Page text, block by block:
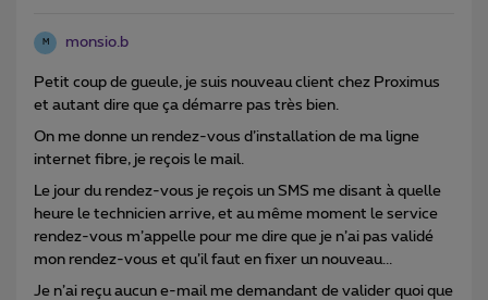
M monsio.b
Petit coup de gueule, je suis nouveau client chez Proximus
et autant dire que ça démarre pas très bien.
On me donne un rendez-vous d’installation de ma ligne
internet fibre, je reçois le mail.
Le jour du rendez-vous je reçois un SMS me disant à quelle
heure le technicien arrive, et au même moment le service
rendez-vous m’appelle pour me dire que je n’ai pas validé
mon rendez-vous et qu’il faut en fixer un nouveau...
Je n’ai reçu aucun e-mail me demandant de valider quoi que